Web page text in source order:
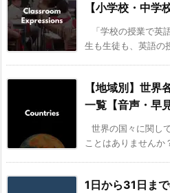
【小学校・中学
「学校の授業で英
生も生徒も、英語の
【地域別】世界
一覧【音声・早
世界の国々に関し
ことはありません
1日から31日ま